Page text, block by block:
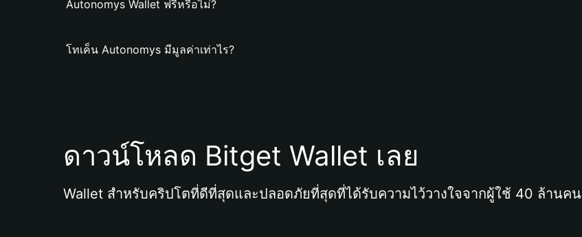
Autonomys Wallet ฟรีหรือไม่?
โทเค็น Autonomys มีมูลค่าเท่าไร?
ดาวน์โหลด Bitget Wallet เลย
Wallet สำหรับคริปโตที่ดีที่สุดและปลอดภัยที่สุดที่ได้รับความไว้วางใจจากผู้ใช้ 40 ล้านคน